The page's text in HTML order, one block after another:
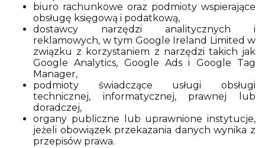
biuro rachunkowe oraz podmioty wspierające
obsługę księgową i podatkową,
dostawcy narzędzi analitycznych i
reklamowych, w tym Google Ireland Limited w
związku z korzystaniem z narzędzi takich jak
Google Analytics, Google Ads i Google Tag
Manager,
podmioty świadczące usługi obsługi
technicznej, informatycznej, prawnej lub
doradczej,
organy publiczne lub uprawnione instytucje,
jeżeli obowiązek przekazania danych wynika z
przepisów prawa.